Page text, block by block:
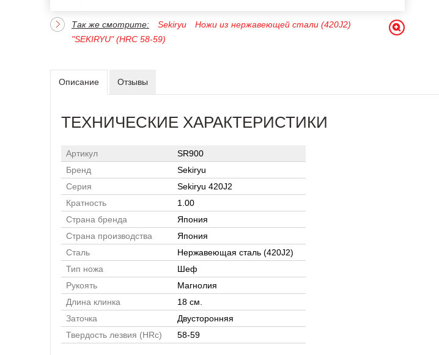
Так же смотрите: Sekiryu
Ножи из нержавеющей стали (420J2)
"SEKIRYU" (HRC 58-59)
Описание Отзывы
ТЕХНИЧЕСКИЕ ХАРАКТЕРИСТИКИ
Артикул
SR900
Бренд
Sekiryu
Серия
Sekiryu 420J2
Кратность
1.00
Страна бренда
Япония
Страна производства
Япония
Сталь
Нержавеющая сталь (420J2)
Тип ножа
Шеф
Рукоять
Магнолия
Длина клинка
18 см.
Заточка
Двусторонняя
Твердость лезвия (HRc)
58-59